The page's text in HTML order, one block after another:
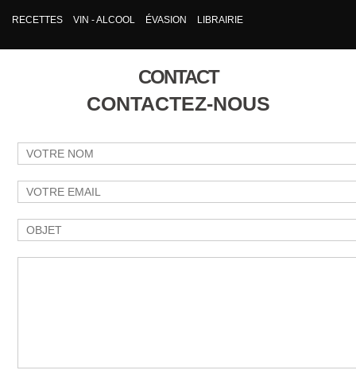
RECETTES VIN - ALCOOL ÉVASION LIBRAIRIE
CONTACT
CONTACTEZ-NOUS